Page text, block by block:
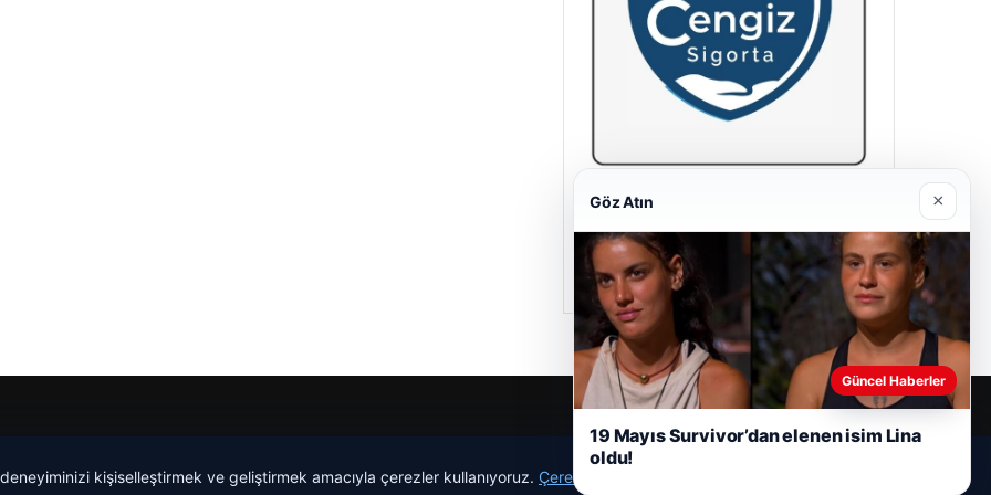
Cengiz Sigorta
23/06/2026
kişiselleştirmek ve geliştirmek amacıyla çerezler kullanıyoruz. Çerez Politikamız
Göz Atın ×
Güncel Haberler
19 Mayıs Survivor’dan elenen isim Lina
oldu!